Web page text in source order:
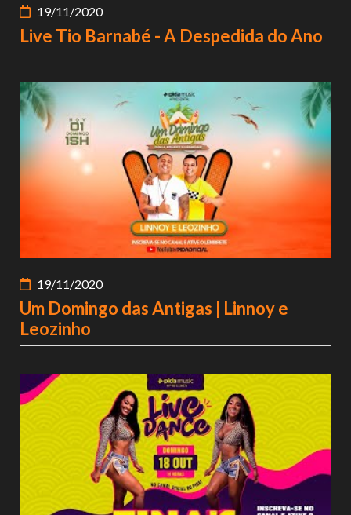
19/11/2020
Live Tio Barnabé - A Despedida do Ano
19/11/2020
Um Domingo das Antigas | Linnoy e
Leozinho